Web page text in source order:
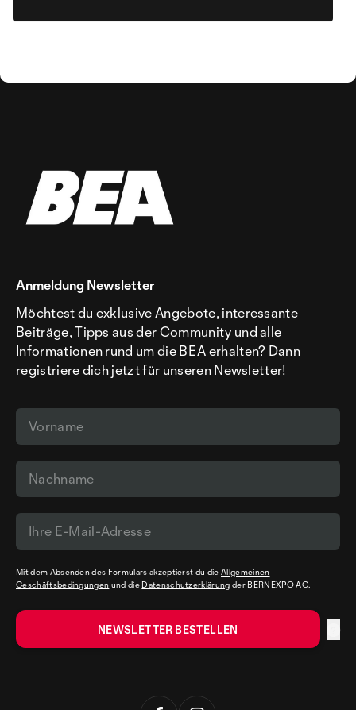
Anmeldung Newsletter
Möchtest du exklusive Angebote, interessante
Beiträge, Tipps aus der Community und alle
Informationen rund um die BEA erhalten? Dann
registriere dich jetzt für unseren Newsletter!
Mit dem Absenden des Formulars akzeptierst du dieAllgemeinen
Geschäftsbedingungen und die Datenschutzerklärung der BERNEXPO AG.